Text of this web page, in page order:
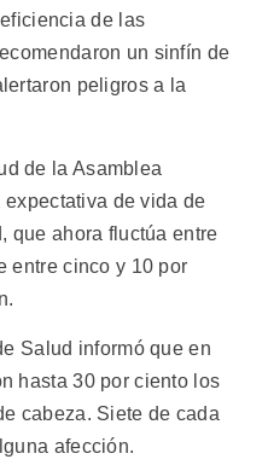
de las
un sinfín de
peligros a la
de la Asamblea
de vida de
que ahora fluctúa entre
entre cinco y 10 por
Salud informó que en
hasta 30 por ciento los
cabeza. Siete de cada
afección.